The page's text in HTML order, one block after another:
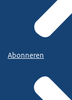
Abonneren